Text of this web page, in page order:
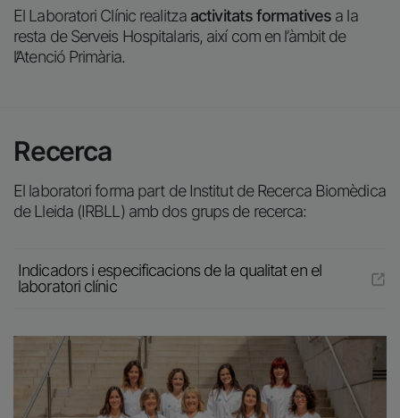
El Laboratori Clínic realitza activitats formatives a la
resta de Serveis Hospitalaris, així com en l’àmbit de
l’Atenció Primària.
Recerca
El laboratori forma part de Institut de Recerca Biomèdica
de Lleida (IRBLL) amb dos grups de recerca:
Indicadors i especificacions de la qualitat en el
laboratori clínic
Imatge